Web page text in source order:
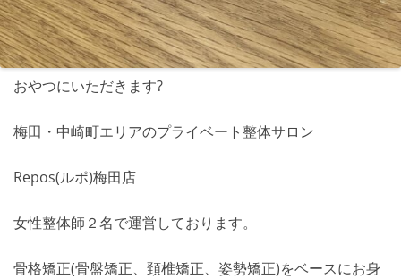
おやつにいただきます?
梅田・中崎町エリアのプライベート整体サロン
Repos(ルポ)梅田店
女性整体師２名で運営しております。
骨格矯正(骨盤矯正、頚椎矯正、姿勢矯正)をベースにお身